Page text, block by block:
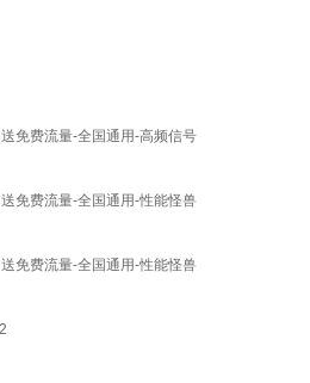
免费流量-全国通用-高频信号
免费流量-全国通用-性能怪兽
免费流量-全国通用-性能怪兽